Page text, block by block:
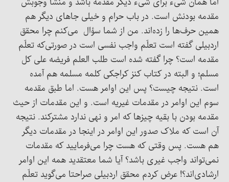
مقدمه بودنش است. در باب حرام و خیلی جاهای دیگر هم
همین حرف‌ها را زده‌اند. من از شما سؤال می‌کنم چرا محقق
اردبیلی گفته است تعلّم واجب نفسی است در صورتی‌که تعلّم
مقدمه است؟ چرا گفته شده است طلب العلم فریضه علی کل
مسلم؛ و البته در کتاب کنز کراجکی کلمه مسلمه هم آمده
است. نتیجه چیست؟ پس این اوامر هست. اما طبق مقدمه
سوم این اوامر در مقدمات غیریه است. و این مقدمات از حیث
مقدمه بودن با بقیه چیزها که امر و نهی ندارد مشترکند. نتیجه
آن است که ملاک صدور این اوامر در اینجا در مقدمات دیگر
هم هست. پس وقتی که هست چرا می‌فرمایید که مقدمات
نمی‌تواند واجب غیری باشد؟ آیا شما معتقدید همه این اوامر
ارشادی‌اند؟! عرض کردم محقق اردبیلی صراحتا می‌گوید تعلّم